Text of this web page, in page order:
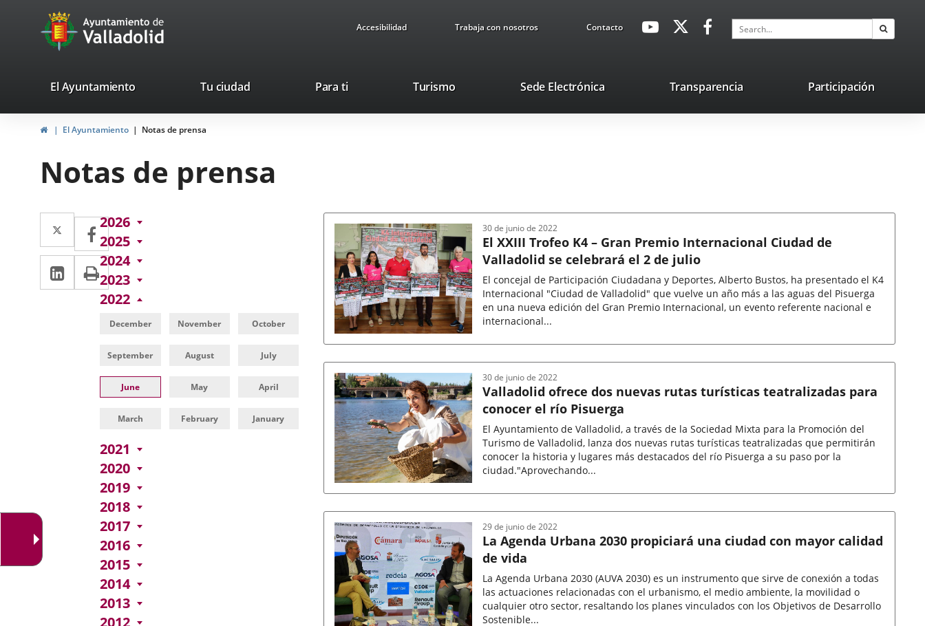
Portal
Web
Ayuntamiento
de
Accesibilidad Trabaja con nosotros ContactoavaHeaderSocial
Link
Link
application.
application.
Search
valladolid.es
El Ayuntamiento Tu ciudad Para ti TurismoThis
will
Sede ElectrónicaLink
external
Transparencia Participación
HomeEl Ayuntamiento Notas de prensa
Notas de prensa
Twitter
Enlace
a
una
aplicación
externa.
Facebook
Enlace
a
una
aplicación
externa.
Linkedin
Enlace
a
externa.
Print
2026
2025
2024
2023
2022
December November October
September August July
June May April
March February January
2021
2020
2019
2018
2017
2016
2015
2014
2013
2012
El XXIII Trofeo K4 – Gran Premio Internacional Ciudad de
Valladolid se celebrará el 2 de julio
El concejal de Participación Ciudadana y Deportes, Alberto Bustos, ha presentado el K4
Internacional "Ciudad de Valladolid" que vuelve un año más a las aguas del Pisuerga
en una nueva edición del Gran Premio Internacional, un evento referente nacional e
internacional...
la
noticia
30 de junio de 2022
Valladolid ofrece dos nuevas rutas turísticas teatralizadas para
conocer el río Pisuerga
El Ayuntamiento de Valladolid, a través de la Sociedad Mixta para la Promoción del
Turismo de Valladolid, lanza dos nuevas rutas turísticas teatralizadas que permitirán
conocer la historia y lugares más destacados del río Pisuerga a su paso por la
ciudad."Aprovechando...
la
noticia
30 de junio de 2022
La Agenda Urbana 2030 propiciará una ciudad con mayor calidad
de vida
La Agenda Urbana 2030 (AUVA 2030) es un instrumento que sirve de conexión a todas
las actuaciones relacionadas con el urbanismo, el medio ambiente, la movilidad o
cualquier otro sector, resaltando los planes vinculados con los Objetivos de Desarrollo
Sostenible...
29 de junio de 2022